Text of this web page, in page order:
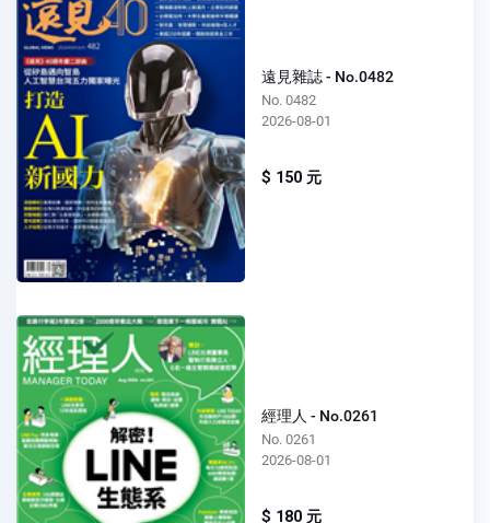
遠見雜誌 - No.0482
No. 0482
2026-08-01
$ 150 元
經理人 - No.0261
No. 0261
2026-08-01
$ 180 元